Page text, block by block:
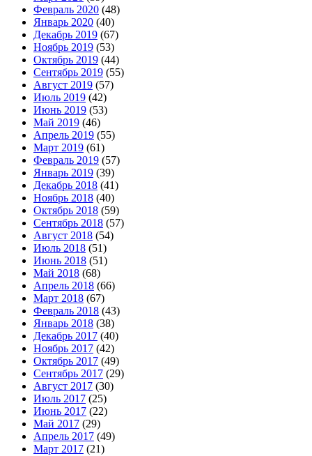
Февраль 2020 (48)
Январь 2020 (40)
Декабрь 2019 (67)
Ноябрь 2019 (53)
Октябрь 2019 (44)
Сентябрь 2019 (55)
Август 2019 (57)
Июль 2019 (42)
Июнь 2019 (53)
Май 2019 (46)
Апрель 2019 (55)
Март 2019 (61)
Февраль 2019 (57)
Январь 2019 (39)
Декабрь 2018 (41)
Ноябрь 2018 (40)
Октябрь 2018 (59)
Сентябрь 2018 (57)
Август 2018 (54)
Июль 2018 (51)
Июнь 2018 (51)
Май 2018 (68)
Апрель 2018 (66)
Март 2018 (67)
Февраль 2018 (43)
Январь 2018 (38)
Декабрь 2017 (40)
Ноябрь 2017 (42)
Октябрь 2017 (49)
Сентябрь 2017 (29)
Август 2017 (30)
Июль 2017 (25)
Июнь 2017 (22)
Май 2017 (29)
Апрель 2017 (49)
Март 2017 (21)